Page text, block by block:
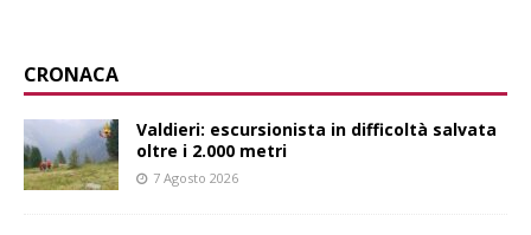
CRONACA
Valdieri: escursionista in difficoltà salvata
oltre i 2.000 metri
7 Agosto 2026